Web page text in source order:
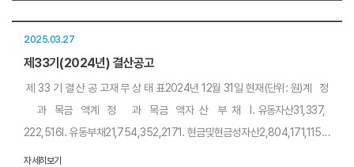
2025.03.27
제33기(2024년) 결산공고
제 33 기 결 산 공 고재 무 상 태 표2024년 12월 31일 현재(단위: 원)계 정
과 목금 액계 정 과 목금 액자 산 부 채 Ⅰ. 유동자산31,337,
222,516Ⅰ. 유동부채21,754,352,2171. 현금및현금성자산2,804,171,1151.
매입채무9,900,778,425 2. 매출채권20,854,159,2532. 기타부채11,0
자세히보기